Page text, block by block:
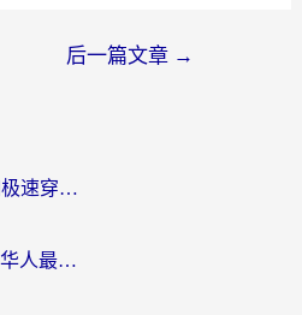
后一篇文章 →
海外党必看：ChickCN和极速穿梭VPN好用吗？3招教你选对回国加速器无缝刷国内资源
斧牛和light哪个好？海外华人最关心的回国加速器选择难题，一篇讲透